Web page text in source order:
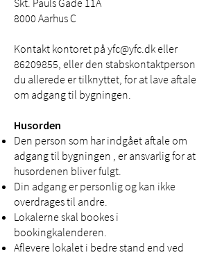
Skt. Pauls Gade 11A
8000 Aarhus C
Kontakt kontoret på yfc@yfc.dkeller
86209855, eller den stabskontaktperson
du allerede er tilknyttet, for at lave aftale
om adgang til bygningen.
Husorden
Den person som har indgået aftale om
adgang til bygningen , er ansvarlig for at
husordenen bliver fulgt.
Din adgang er personlig og kan ikke
overdrages til andre.
Lokalerne skal bookes i
bookingkalenderen.
Aflevere lokalet i bedre stand end ved